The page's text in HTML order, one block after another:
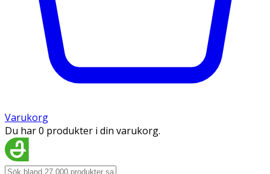
Varukorg
Du har 0 produkter i din varukorg.